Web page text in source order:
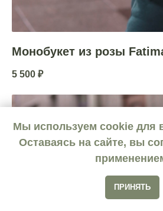
Мы используем cookie для
Оставаясь на сайте, вы
ПРИНЯТЬ
Монобукет из розы
5 500 ₽